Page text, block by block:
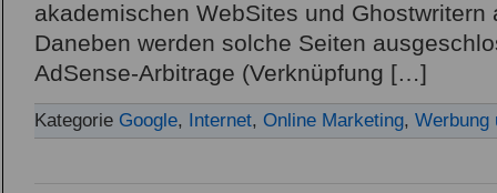
akademischen WebSites und Ghostwritern
Daneben werden solche Seiten
AdSense-Arbitrage (Verknüpfung […]
Kategorie Google, Internet, Online Marketing, Werbung